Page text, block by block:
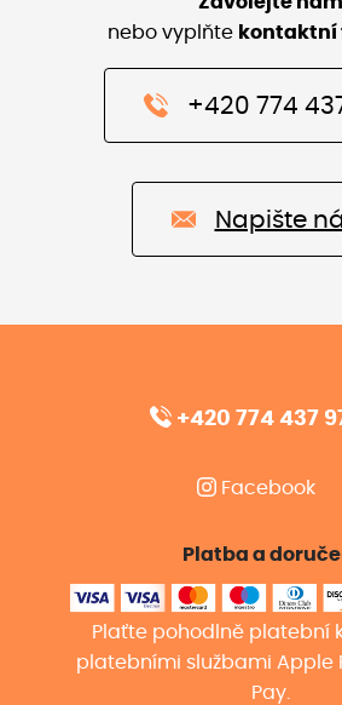
nebo vyplňte kontaktní
+420 774
Napište
+420 774 437
Facebook
Platba a
Plaťte pohodlně platební
platebními službami Apple
Pay.